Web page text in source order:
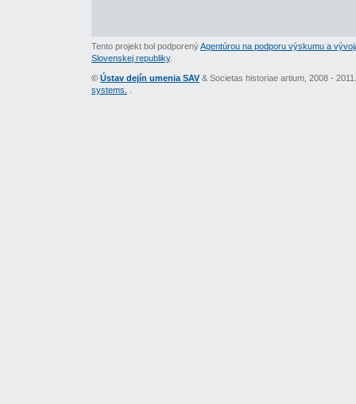
Tento projekt bol podporenýAgentúrou na podporu výskumu a
Slovenskej republiky.
© Ústav dejín umenia SAV & Societas historiae artium, 2008 -
systems.